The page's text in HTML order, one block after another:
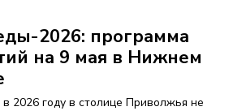
2026: программа
на 9 мая в Нижнем
2026 году в столице Приволжья не